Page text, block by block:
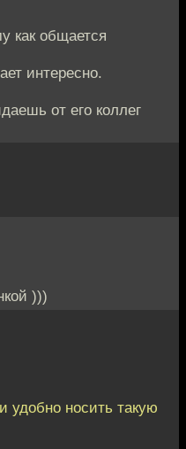
как общается
интересно.
от его коллег
)))
удобно носить такую